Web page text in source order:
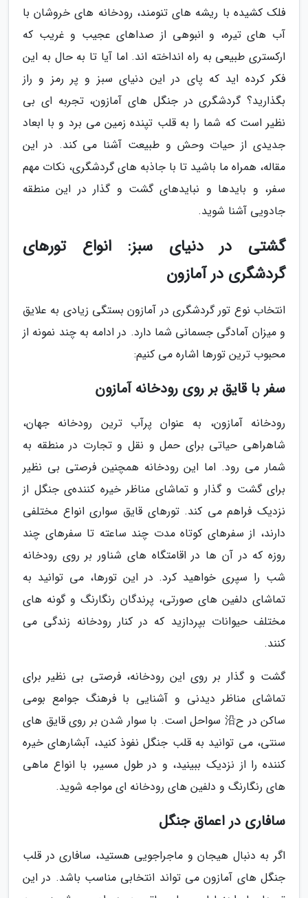
فلک کشیده با ریشه های تنومند، رودخانه های خروشان با
آب های تیره، و انبوهی از صداهای عجیب و غریب که
ارکستری طبیعی به راه انداخته اند. اما آیا تا به حال به این
فکر کرده اید که پای در این دنیای سبز و پر رمز و راز
بگذارید؟ گردشگری در جنگل های آمازون، تجربه ای بی
نظیر است که شما را به قلب تپنده زمین می برد و با ابعاد
جدیدی از حیات وحش و طبیعت آشنا می کند. در این
مقاله، همراه ما باشید تا با جاذبه های گردشگری، نکات مهم
سفر، و بایدها و نبایدهای گشت و گذار در این منطقه
جادویی آشنا شوید.
گشتی در دنیای سبز: انواع تورهای
گردشگری در آمازون
انتخاب نوع تور گردشگری در آمازون بستگی زیادی به علایق
و میزان آمادگی جسمانی شما دارد. در ادامه به چند نمونه از
محبوب ترین تورها اشاره می کنیم:
سفر با قایق بر روی رودخانه آمازون
رودخانه آمازون، به عنوان پرآب ترین رودخانه جهان،
شاهراهی حیاتی برای حمل و نقل و تجارت در منطقه به
شمار می رود. اما این رودخانه همچنین فرصتی بی نظیر
برای گشت و گذار و تماشای مناظر خیره کننده‌ی جنگل از
نزدیک فراهم می کند. تورهای قایق سواری انواع مختلفی
دارند، از سفرهای کوتاه مدت چند ساعته تا سفرهای چند
روزه که در آن ها در اقامتگاه های شناور بر روی رودخانه
شب را سپری خواهید کرد. در این تورها، می توانید به
تماشای دلفین های صورتی، پرندگان رنگارنگ و گونه های
مختلف حیوانات بپردازید که در کنار رودخانه زندگی می
کنند.
گشت و گذار بر روی این رودخانه، فرصتی بی نظیر برای
تماشای مناظر دیدنی و آشنایی با فرهنگ جوامع بومی
ساکن در ح沿 سواحل است. با سوار شدن بر روی قایق های
سنتی، می توانید به قلب جنگل نفوذ کنید، آبشارهای خیره
کننده را از نزدیک ببینید، و در طول مسیر، با انواع ماهی
های رنگارنگ و دلفین های رودخانه ای مواجه شوید.
سافاری در اعماق جنگل
اگر به دنبال هیجان و ماجراجویی هستید، سافاری در قلب
جنگل های آمازون می تواند انتخابی مناسب باشد. در این